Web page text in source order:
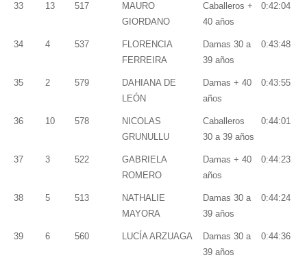
33 13 517
MAURO
GIORDANO
Caballeros +
40 años
0:42:04
34 4 537
FLORENCIA
FERREIRA
Damas 30 a
39 años
0:43:48
35 2 579
DAHIANA DE
LEÓN
Damas + 40
años
0:43:55
36 10 578
NICOLAS
GRUNULLU
Caballeros
30 a 39 años
0:44:01
37 3 522
GABRIELA
ROMERO
Damas + 40
años
0:44:23
38 5 513
NATHALIE
MAYORA
Damas 30 a
39 años
0:44:24
39 6 560 LUCÍA ARZUAGA
Damas 30 a
39 años
0:44:36